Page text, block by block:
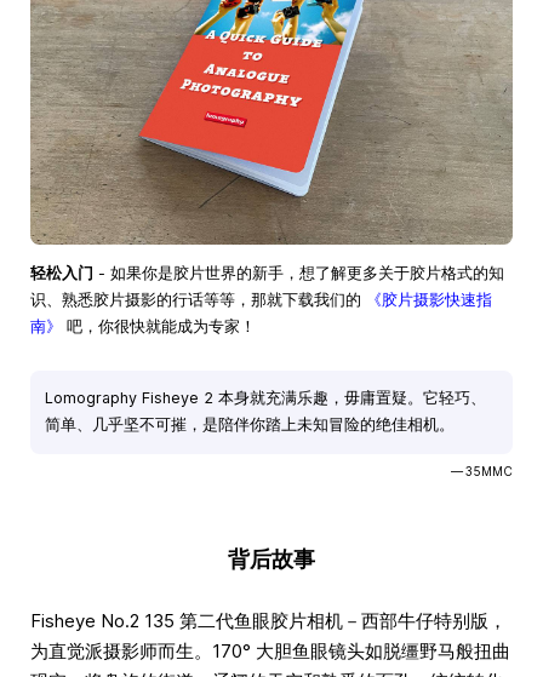
轻松入门 - 如果你是胶片世界的新手，想了解更多关于胶片格式的知
识、熟悉胶片摄影的行话等等，那就下载我们的
《胶片摄影快速指
南》
吧，你很快就能成为专家！
Lomography Fisheye 2 本身就充满乐趣，毋庸置疑。它轻巧、
简单、几乎坚不可摧，是陪伴你踏上未知冒险的绝佳相机。
— 35MMC
背后故事
Fisheye No.2 135 第二代鱼眼胶片相机－西部牛仔特别版，
为直觉派摄影师而生。170° 大胆鱼眼镜头如脱缰野马般扭曲